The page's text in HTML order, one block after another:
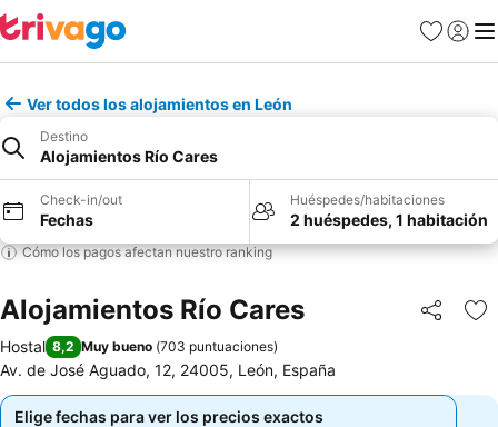
Favoritos
Iniciar
Ver todos los alojamientos en León
Destino
Alojamientos Río Cares
Check-in/out
Fechas
Huéspedes/habitaciones
2 huéspedes, 1 habitación
Cómo los pagos afectan nuestro ranking
Alojamientos Río Cares Compartir
Hostal 8,2 Muy bueno (703 puntuaciones)
Av. de José Aguado, 12, 24005, León, España
Elige fechas para ver los precios exactos
Elige fechas para ver los precios exactos